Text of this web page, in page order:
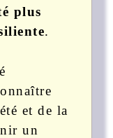
plus
.
et de la
un